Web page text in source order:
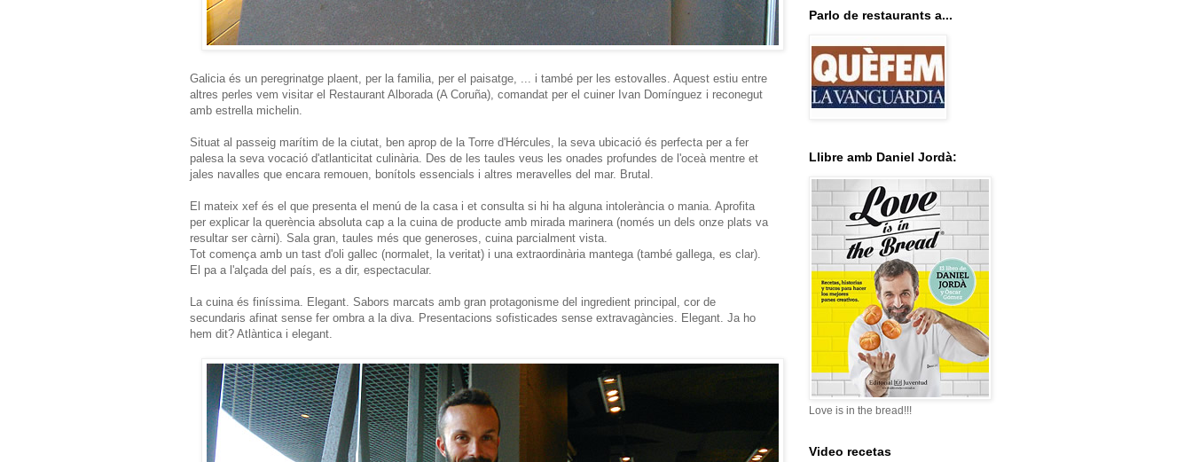
Galicia és un peregrinatge plaent, per la familia, per el paisatge, ... i també per les estovalles. Aquest estiu entre
altres perles vem visitar el Restaurant Alborada (A Coruña), comandat per el cuiner Ivan Domínguez i reconegut
amb estrella michelin.
Situat al passeig marítim de la ciutat, ben aprop de la Torre d'Hércules, la seva ubicació és perfecta per a fer
palesa la seva vocació d'atlanticitat culinària. Des de les taules veus les onades profundes de l'oceà mentre et
jales navalles que encara remouen, bonítols essencials i altres meravelles del mar. Brutal.
El mateix xef és el que presenta el menú de la casa i et consulta si hi ha alguna intolerància o mania. Aprofita
per explicar la querència absoluta cap a la cuina de producte amb mirada marinera (només un dels onze plats va
resultar ser càrni). Sala gran, taules més que generoses, cuina parcialment vista.
Tot comença amb un tast d'oli gallec (normalet, la veritat) i una extraordinària mantega (també gallega, es clar).
El pa a l'alçada del país, es a dir, espectacular.
La cuina és finíssima. Elegant. Sabors marcats amb gran protagonisme del ingredient principal, cor de
secundaris afinat sense fer ombra a la diva. Presentacions sofisticades sense extravagàncies. Elegant. Ja ho
hem dit? Atlàntica i elegant.
Parlo de restaurants a...
Llibre amb Daniel Jordà:
Love is in the bread!!!
Video recetas